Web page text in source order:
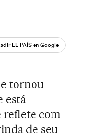
EL PAÍS en Google
tornou
está
reflete com
de seu